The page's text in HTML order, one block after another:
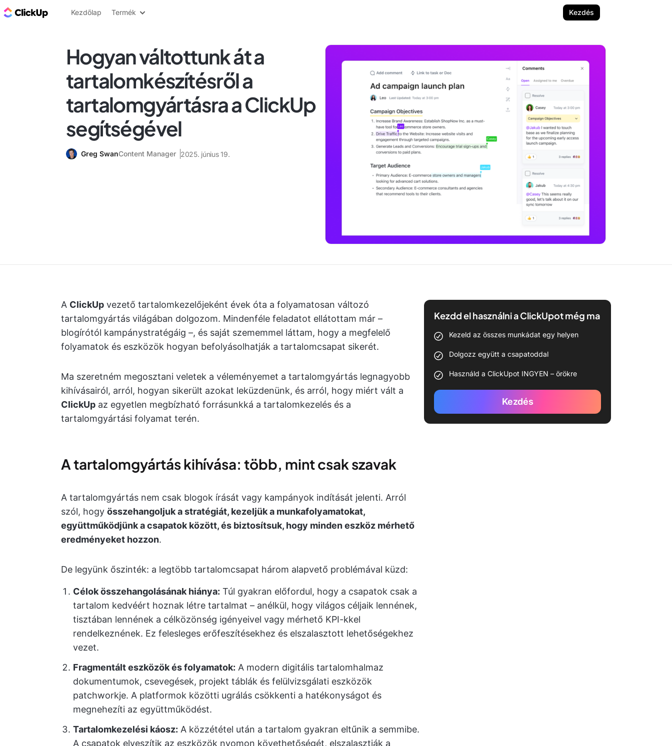
ClickUp blog
Kezdőlap Termék Kezdés
Hogyan váltottunk át a
tartalomkészítésről a
tartalomgyártásra a ClickUp
segítségével
Greg SwanContent Manager 2025. június 19.
A ClickUp vezető tartalomkezelőjeként évek óta a folyamatosan változó
tartalomgyártás világában dolgozom. Mindenféle feladatot ellátottam már –
blogírótól kampánystratégáig –, és saját szememmel láttam, hogy a megfelelő
folyamatok és eszközök hogyan befolyásolhatják a tartalomcsapat sikerét.
Ma szeretném megosztani veletek a véleményemet a tartalomgyártás legnagyobb
kihívásairól, arról, hogyan sikerült azokat leküzdenünk, és arról, hogy miért vált a
ClickUp az egyetlen megbízható forrásunkká a tartalomkezelés és a
tartalomgyártási folyamat terén.
A tartalomgyártás kihívása: több, mint csak szavak
A tartalomgyártás nem csak blogok írását vagy kampányok indítását jelenti. Arról
szól, hogy összehangoljuk a stratégiát, kezeljük a munkafolyamatokat,
együttműködjünk a csapatok között, és biztosítsuk, hogy minden eszköz mérhető
eredményeket hozzon.
De legyünk őszinték: a legtöbb tartalomcsapat három alapvető problémával küzd:
Célok összehangolásának hiánya: Túl gyakran előfordul, hogy a csapatok csak a
tartalom kedvéért hoznak létre tartalmat – anélkül, hogy világos céljaik lennének,
tisztában lennének a célközönség igényeivel vagy mérhető KPI-kkel
rendelkeznének. Ez felesleges erőfeszítésekhez és elszalasztott lehetőségekhez
vezet.
Fragmentált eszközök és folyamatok: A modern digitális tartalomhalmaz
dokumentumok, csevegések, projekt táblák és felülvizsgálati eszközök
patchworkje. A platformok közötti ugrálás csökkenti a hatékonyságot és
megnehezíti az együttműködést.
Tartalomkezelési káosz: A közzététel után a tartalom gyakran eltűnik a semmibe.
A csapatok elveszítik az eszközök nyomon követhetőségét, elszalasztják a
Kezdd el használni a ClickUpot még ma
Kezeld az összes munkádat egy helyen
Dolgozz együtt a csapatoddal
Használd a ClickUpot INGYEN – örökre
Kezdés